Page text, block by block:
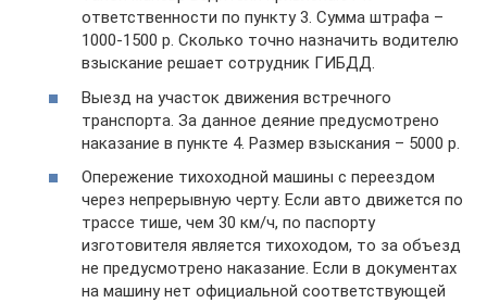
ответственности по пункту 3. Сумма штрафа –
1000-1500 р. Сколько точно назначить водителю
взыскание решает сотрудник ГИБДД.
Выезд на участок движения встречного
транспорта. За данное деяние предусмотрено
наказание в пункте 4. Размер взыскания – 5000 р.
Опережение тихоходной машины с переездом
через непрерывную черту. Если авто движется по
трассе тише, чем 30 км/ч, по паспорту
изготовителя является тихоходом, то за объезд
не предусмотрено наказание. Если в документах
на машину нет официальной соответствующей